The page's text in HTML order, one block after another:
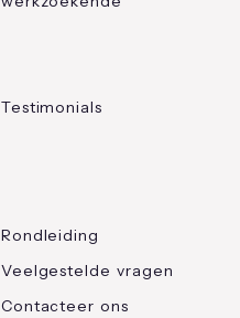
Testimonials
Rondleiding
Veelgestelde vragen
Contacteer ons